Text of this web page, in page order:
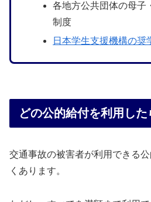
各地方公共団体の母子
制度
日本学生支援機構の奨
どの公的給付を利用し
交通事故の被害者が利用できる
くあります。